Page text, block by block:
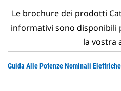
Le brochure dei prodotti
informativi sono disponibili
la vostra
Guida Alle Potenze Nominali Elettriche